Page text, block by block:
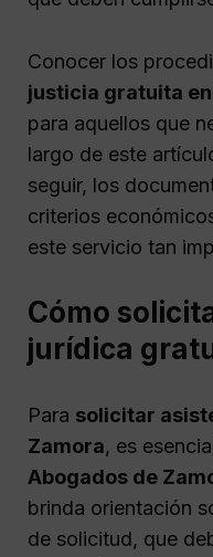
Conocer los
justicia gratuita
para aquellos que
largo de este
seguir, los
criterios
este servicio tan
Cómo
jurídica
Para solicitar
Zamora, es
Abogados de
brinda orientación
de solicitud, que